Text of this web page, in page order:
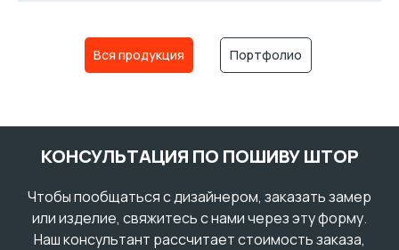
Вся продукция Портфолио
КОНСУЛЬТАЦИЯ ПО ПОШИВУ ШТОР
Чтобы пообщаться с дизайнером, заказать замер
или изделие, свяжитесь с нами через эту форму.
Наш консультант рассчитает стоимость заказа,